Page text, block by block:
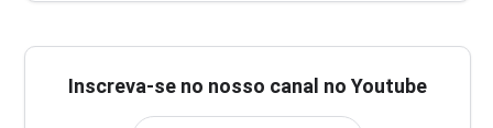
Inscreva-se no nosso canal no Youtube